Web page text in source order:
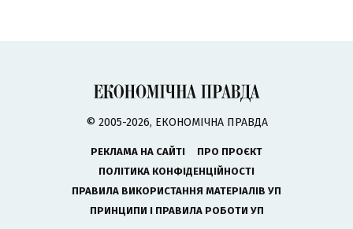
© 2005-2026, ЕКОНОМІЧНА ПРАВДА
РЕКЛАМА НА САЙТІ
ПРО ПРОЄКТ
ПОЛІТИКА КОНФІДЕНЦІЙНОСТІ
ПРАВИЛА ВИКОРИСТАННЯ МАТЕРІАЛІВ УП
ПРИНЦИПИ І ПРАВИЛА РОБОТИ УП